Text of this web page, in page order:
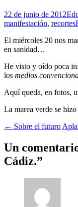
22 de junio de 2012
manifestación, recortes
El miércoles 20 nos
en sanidad…
He visto y oído poca
los medios
Aquí queda, en fotos,
La marea verde se
Navegación
de
entradas
← Sobre el futuro
Un
Cádiz.”